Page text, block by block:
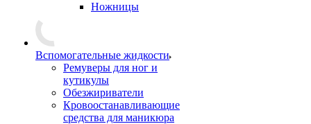
Ножницы
Вспомогательные жидкости
Ремуверы для ног и
кутикулы
Обезжириватели
Кровоостанавливающие
средства для маникюра